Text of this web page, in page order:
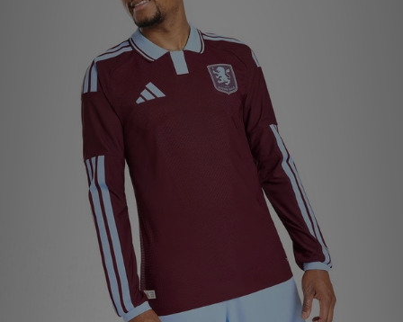
Deportes & Fitness
TARJETA REGALO